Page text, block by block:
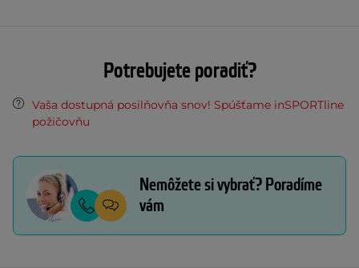
Potrebujete poradiť?
Vaša dostupná posilňovňa snov! Spúšťame inSPORTline
požičovňu
Nemôžete si vybrať? Poradíme
vám